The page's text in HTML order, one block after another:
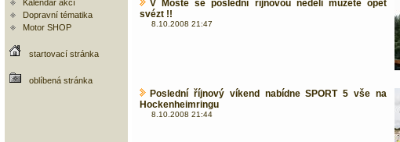
Kalendář akcí
Dopravní tématika
Motor SHOP
startovací stránka
oblíbená stránka
V Mostě se poslední říjnovou neděli můžete opět
svézt !!
8.10.2008 21:47
Poslední říjnový víkend nabídne SPORT 5 vše na
Hockenheimringu
8.10.2008 21:44